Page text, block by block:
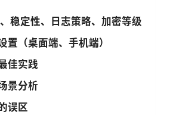
稳定性、日志策略、加密等级
置（桌面端、手机端）
佳实践
景分析
误区